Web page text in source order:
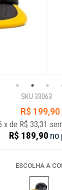
SKU 33063
R$ 199,90
x de R$ 33,31
R$ 189,90 no
ESCOLHA A